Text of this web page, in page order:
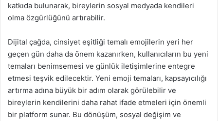
katkıda bulunarak, bireylerin sosyal medyada kendileri
olma özgürlüğünü artırabilir.
Dijital çağda, cinsiyet eşitliği temalı emojilerin yeri her
geçen gün daha da önem kazanırken, kullanıcıların bu yeni
temaları benimsemesi ve günlük iletişimlerine entegre
etmesi teşvik edilecektir. Yeni emoji temaları, kapsayıcılığı
artırma adına büyük bir adım olarak görülebilir ve
bireylerin kendilerini daha rahat ifade etmeleri için önemli
bir platform sunar. Bu dönüşüm, sosyal değişim ve